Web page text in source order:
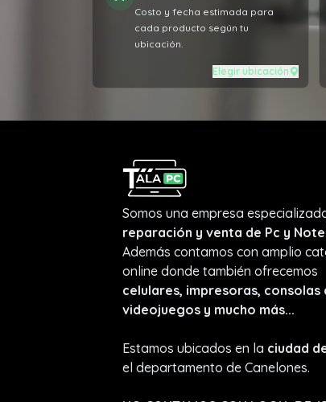
Costo y fecha estimada para
cada producto según tu
ubicación.
Elegir ubicación
Somos una empresa
reparación y venta de Pc y
Además contamos con amplio
online donde también ofrecemos
celulares, impresoras, consolas
videojuegos y mucho más...
Estamos ubicados en la ciudad
el departamento de Canelones.